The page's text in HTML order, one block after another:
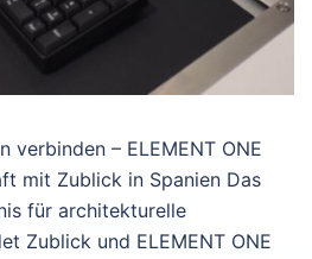
verbinden – ELEMENT ONE
mit Zublick in Spanien Das
für architekturelle
Zublick und ELEMENT ONE